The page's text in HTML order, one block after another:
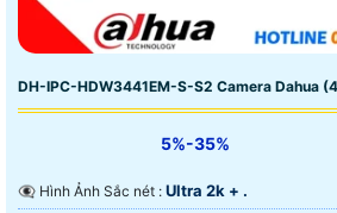
DH-IPC-HDW3441EM-S-S2 Camera Dahua
5%-35%
👁️‍🗨 Hình Ảnh Sắc nét : Ultra 2k + .